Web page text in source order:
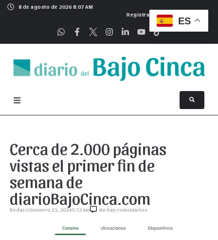
8 de agosto de 2026 8:07 AM
Registrarse
Cerca de 2.000 páginas
vistas el primer fin de
semana de
diarioBajoCinca.com
Redacciónenero 15, 20249:32 am No hay comentarios
ES